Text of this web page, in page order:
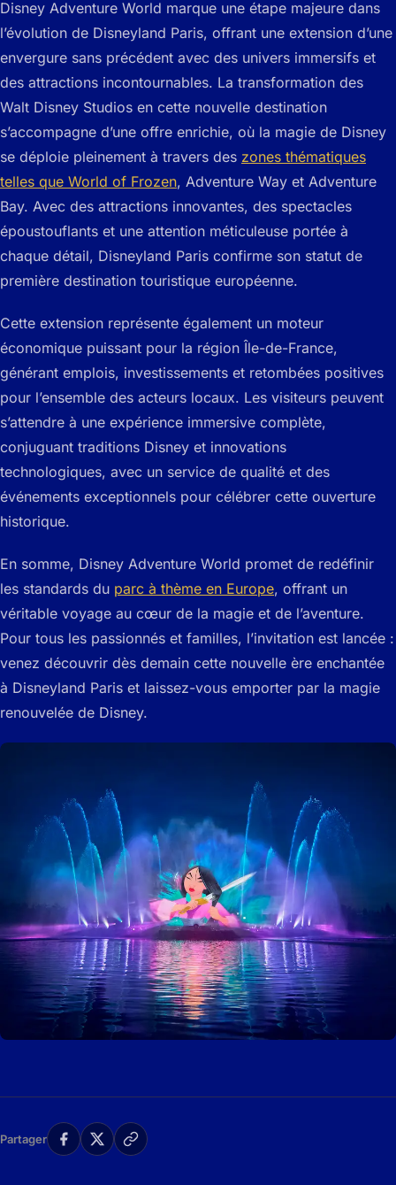
Disney Adventure World marque une étape majeure dans
l’évolution de Disneyland Paris, offrant une extension d’une
envergure sans précédent avec des univers immersifs et
des attractions incontournables. La transformation des
Walt Disney Studios en cette nouvelle destination
s’accompagne d’une offre enrichie, où la magie de Disney
se déploie pleinement à travers des zones thématiques
telles que World of Frozen, Adventure Way et Adventure
Bay. Avec des attractions innovantes, des spectacles
époustouflants et une attention méticuleuse portée à
chaque détail, Disneyland Paris confirme son statut de
première destination touristique européenne.
Cette extension représente également un moteur
économique puissant pour la région Île-de-France,
générant emplois, investissements et retombées positives
pour l’ensemble des acteurs locaux. Les visiteurs peuvent
s’attendre à une expérience immersive complète,
conjuguant traditions Disney et innovations
technologiques, avec un service de qualité et des
événements exceptionnels pour célébrer cette ouverture
historique.
En somme, Disney Adventure World promet de redéfinir
les standards du parc à thème en Europe, offrant un
véritable voyage au cœur de la magie et de l’aventure.
Pour tous les passionnés et familles, l’invitation est lancée :
venez découvrir dès demain cette nouvelle ère enchantée
à Disneyland Paris et laissez-vous emporter par la magie
renouvelée de Disney.
Partager